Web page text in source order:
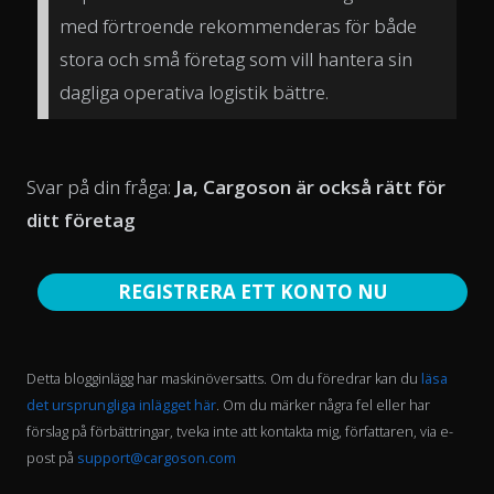
med förtroende rekommenderas för både
stora och små företag som vill hantera sin
dagliga operativa logistik bättre.
Svar på din fråga: Ja, Cargoson är också rätt för
ditt företag
REGISTRERA ETT KONTO NU
Detta blogginlägg har maskinöversatts. Om du föredrar kan du läsa
det ursprungliga inlägget här. Om du märker några fel eller har
förslag på förbättringar, tveka inte att kontakta mig, författaren, via e-
post på support@cargoson.com